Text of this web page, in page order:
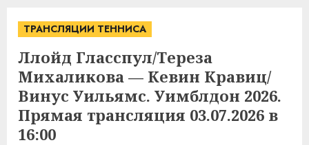
ТРАНСЛЯЦИИ ТЕННИСА
Ллойд Гласспул/Тереза
Михаликова — Кевин Кравиц/
Винус Уильямс. Уимблдон 2026.
Прямая трансляция 03.07.2026 в
16:00